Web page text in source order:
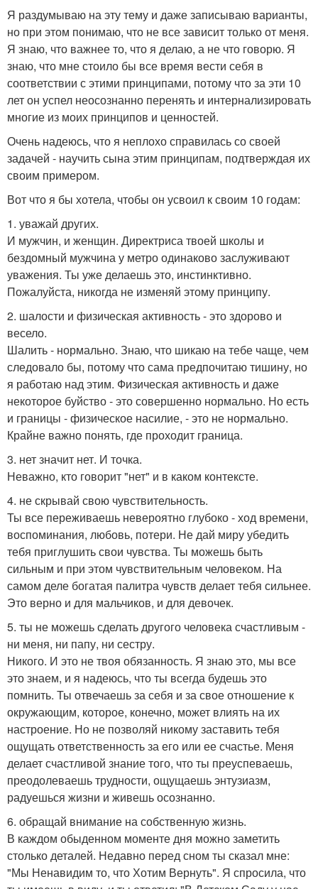
Я раздумываю на эту тему и даже записываю варианты,
но при этом понимаю, что не все зависит только от меня.
Я знаю, что важнее то, что я делаю, а не что говорю. Я
знаю, что мне стоило бы все время вести себя в
соответствии с этими принципами, потому что за эти 10
лет он успел неосознанно перенять и интернализировать
многие из моих принципов и ценностей.
Очень надеюсь, что я неплохо справилась со своей
задачей - научить сына этим принципам, подтверждая их
своим примером.
Вот что я бы хотела, чтобы он усвоил к своим 10 годам:
1. уважай других.
И мужчин, и женщин. Директриса твоей школы и
бездомный мужчина у метро одинаково заслуживают
уважения. Ты уже делаешь это, инстинктивно.
Пожалуйста, никогда не изменяй этому принципу.
2. шалости и физическая активность - это здорово и
весело.
Шалить - нормально. Знаю, что шикаю на тебе чаще, чем
следовало бы, потому что сама предпочитаю тишину, но
я работаю над этим. Физическая активность и даже
некоторое буйство - это совершенно нормально. Но есть
и границы - физическое насилие, - это не нормально.
Крайне важно понять, где проходит граница.
3. нет значит нет. И точка.
Неважно, кто говорит "нет" и в каком контексте.
4. не скрывай свою чувствительность.
Ты все переживаешь невероятно глубоко - ход времени,
воспоминания, любовь, потери. Не дай миру убедить
тебя приглушить свои чувства. Ты можешь быть
сильным и при этом чувствительным человеком. На
самом деле богатая палитра чувств делает тебя сильнее.
Это верно и для мальчиков, и для девочек.
5. ты не можешь сделать другого человека счастливым -
ни меня, ни папу, ни сестру.
Никого. И это не твоя обязанность. Я знаю это, мы все
это знаем, и я надеюсь, что ты всегда будешь это
помнить. Ты отвечаешь за себя и за свое отношение к
окружающим, которое, конечно, может влиять на их
настроение. Но не позволяй никому заставить тебя
ощущать ответственность за его или ее счастье. Меня
делает счастливой знание того, что ты преуспеваешь,
преодолеваешь трудности, ощущаешь энтузиазм,
радуешься жизни и живешь осознанно.
6. обращай внимание на собственную жизнь.
В каждом обыденном моменте дня можно заметить
столько деталей. Недавно перед сном ты сказал мне:
"Мы Ненавидим то, что Хотим Вернуть". Я спросила, что